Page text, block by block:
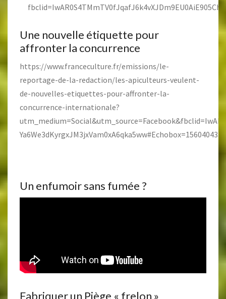
Une nouvelle étiquette pour
affronter la concurrence
https://www.franceculture.fr/emissions/le-
reportage-de-la-redaction/les-apiculteurs-veulent-
de-nouvelles-etiquettes-pour-affronter-la-
concurrence-internationale?
Ya6We3dKyrgxJM3jxVam0xA6qka5ww#Echobox=1560404332
Un enfumoir sans fumée ?
Fabriquer un Piège « frelon »